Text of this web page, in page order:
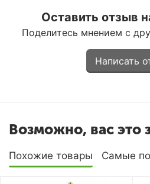
Оставить отзыв
Поделитесь мнением с
Написать
Возможно, вас это
Похожие товары Самые